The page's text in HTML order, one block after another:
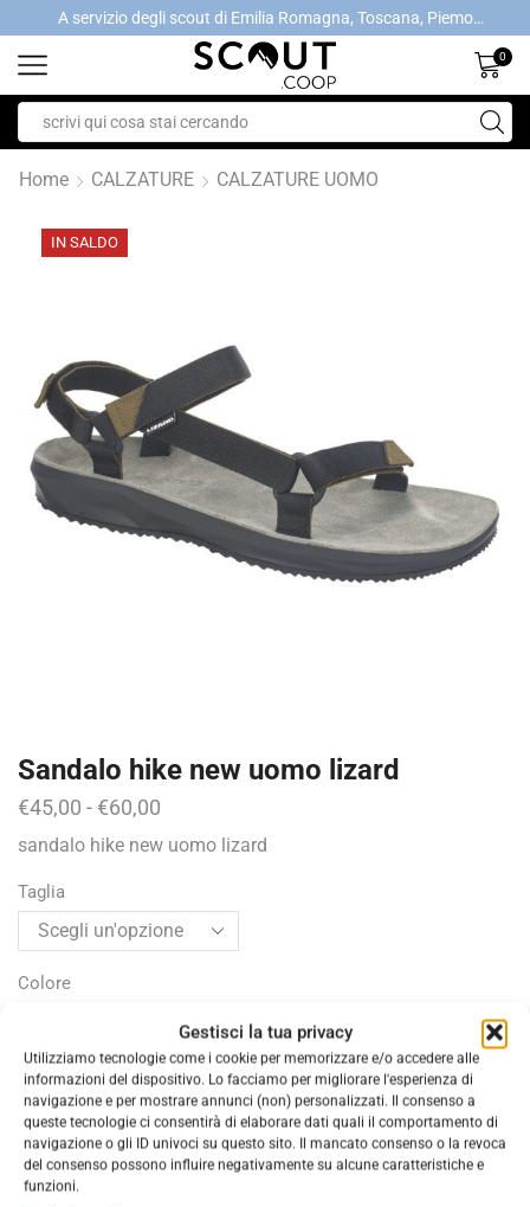
Gestisci la tua privacy
Utilizziamo tecnologie come i cookie per memorizzare e/o accedere alle
informazioni del dispositivo. Lo facciamo per migliorare l'esperienza di
navigazione e per mostrare annunci (non) personalizzati. Il consenso a
queste tecnologie ci consentirà di elaborare dati quali il comportamento di
navigazione o gli ID univoci su questo sito. Il mancato consenso o la revoca
del consenso possono influire negativamente su alcune caratteristiche e
funzioni.
A servizio degli scout di Emilia Romagna, Toscana, Piemonte, Valle d'Aosta- Gratis la spedizione con ordini > €40
0
Home CALZATURE CALZATURE UOMO
IN SALDO
Sandalo hike new uomo lizard
€45,00 - €60,00
sandalo hike new uomo lizard
Taglia
Colore
AGGIUNGI AL CARRELLO
COD:205221
Categorie: